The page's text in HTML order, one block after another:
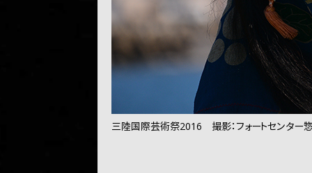
三陸国際芸術祭2016 撮影：フォートセンター